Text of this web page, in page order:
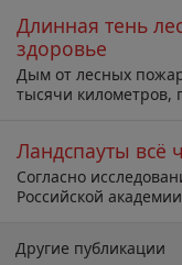
Длинная тень
здоровье
Дым от лесных
тысячи километров,
Ландспауты всё
Согласно
Российской
Другие публикации